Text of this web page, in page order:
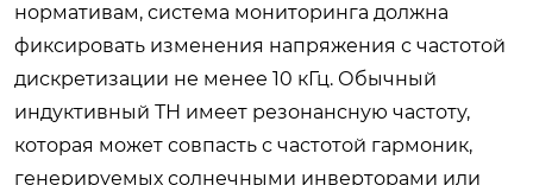
нормативам, система мониторинга должна
фиксировать изменения напряжения с частотой
дискретизации не менее 10 кГц. Обычный
индуктивный ТН имеет резонансную частоту,
которая может совпасть с частотой гармоник,
генерируемых солнечными инверторами или